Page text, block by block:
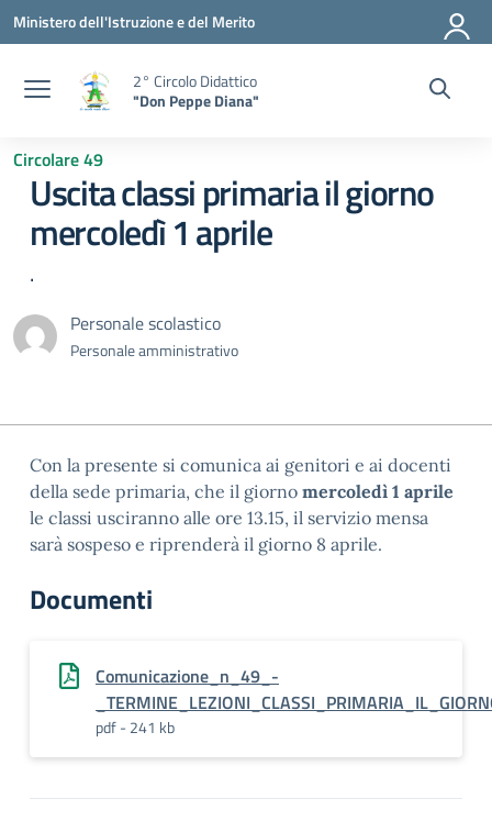
Vai ai contenuti
Vai al menu di navigazione
Vai al footer
Ministero dell'Istruzione e del Merito
2° Circolo Didattico
"Don Peppe Diana"
Circolare 49
Uscita classi primaria il giorno
mercoledì 1 aprile
.
Personale scolastico
Personale amministrativo
Con la presente si comunica ai genitori e ai docenti
della sede primaria, che il giorno mercoledì 1 aprile
le classi usciranno alle ore 13.15, il servizio mensa
sarà sospeso e riprenderà il giorno 8 aprile.
Documenti
Comunicazione_n_49_-
pdf - 241 kb